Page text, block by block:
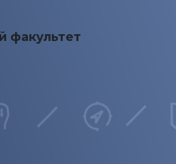
факультет